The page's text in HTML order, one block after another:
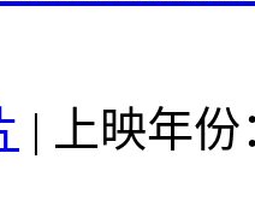
|
上映年